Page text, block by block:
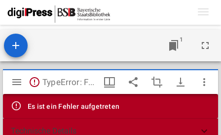
1
Mirador
Viewer
TypeError: Failed to fetch
Es ist ein Fehler aufgetreten
Technische Details